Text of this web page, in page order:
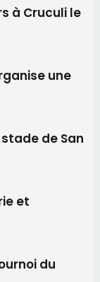
de San
et
du
du